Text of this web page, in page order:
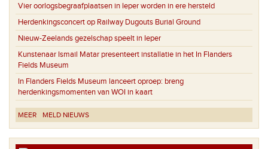
Vier oorlogsbegraafplaatsen in Ieper worden in ere hersteld
Herdenkingsconcert op Railway Dugouts Burial Ground
Nieuw-Zeelands gezelschap speelt in Ieper
Kunstenaar Ismail Matar presenteert installatie in het In Flanders
Fields Museum
In Flanders Fields Museum lanceert oproep: breng
herdenkingsmomenten van WOI in kaart
MEER MELD NIEUWS